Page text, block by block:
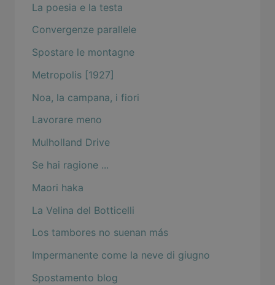
La poesia e la testa
Convergenze parallele
Spostare le montagne
Metropolis [1927]
Noa, la campana, i fiori
Lavorare meno
Mulholland Drive
Se hai ragione ...
Maori haka
La Velina del Botticelli
Los tambores no suenan más
Impermanente come la neve di giugno
Spostamento blog